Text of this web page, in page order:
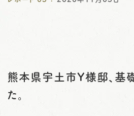
熊本県宇土市Y様邸、基
た。